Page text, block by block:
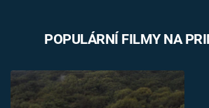
POPULÁRNÍ FILMY NA